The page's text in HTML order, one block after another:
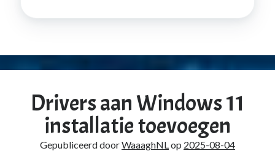
Drivers aan Windows 11
installatie toevoegen
Gepubliceerd doorWaaaghNL op 2025-08-04